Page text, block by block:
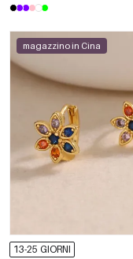
magazzino in Cina
13-25 GIORNI